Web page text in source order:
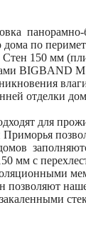
панорамно-
по
150 мм
BIGBAND
отделки
для
Приморья
мм с
позволяют